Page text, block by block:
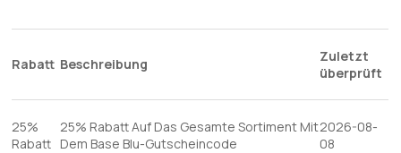
Rabatt Beschreibung
Zuletzt
überprüft
25%
Rabatt
25% Rabatt Auf Das Gesamte Sortiment Mit
Dem Base Blu-Gutscheincode
2026-08-
08